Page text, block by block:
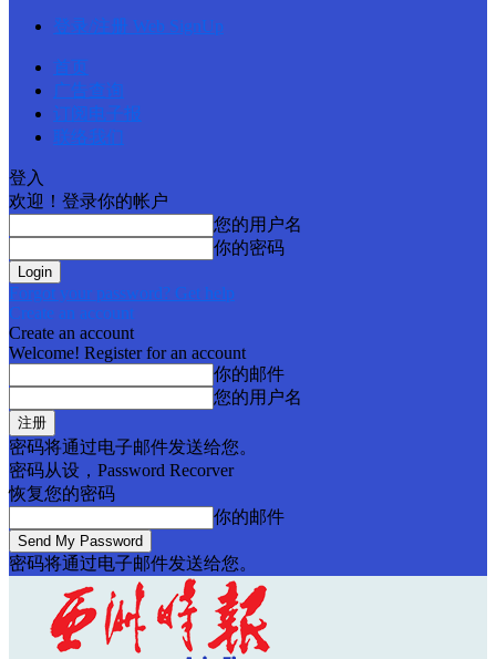
登录/注册 Web SignUp
首页
广告查询
订阅电子报
联络我们
登入
欢迎！登录你的帐户
您的用户名
你的密码
Forgot your password? Get help
Create an account
Create an account
Welcome! Register for an account
你的邮件
您的用户名
密码将通过电子邮件发送给您。
密码从设，Password Recorver
恢复您的密码
你的邮件
密码将通过电子邮件发送给您。